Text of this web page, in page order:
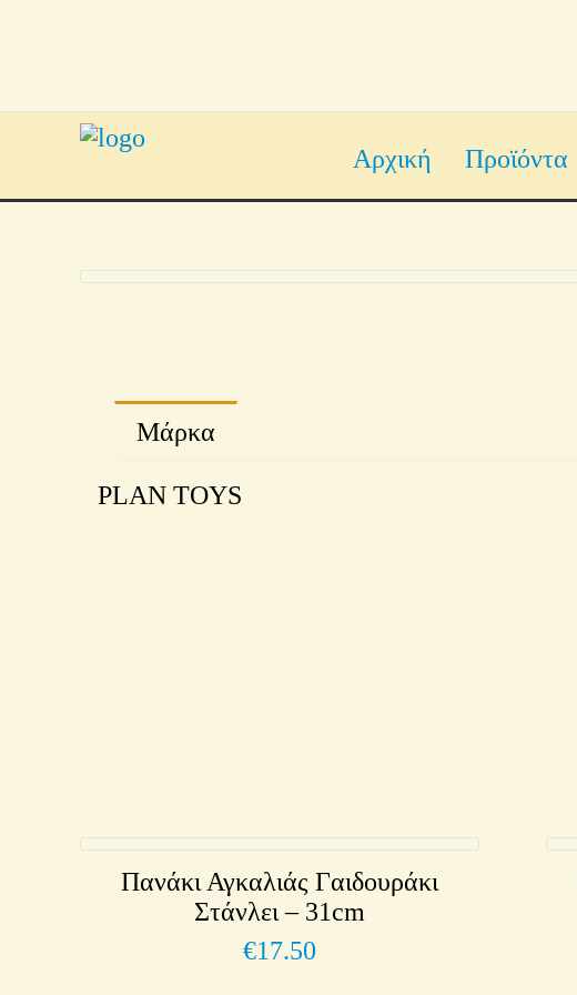
Αρχική Προϊόντα
Μάρκα
PLAN TOYS
Πανάκι Αγκαλιάς Γαιδουράκι
Στάνλει – 31cm
€17.50